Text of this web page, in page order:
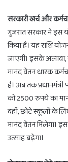
सरकारी खर्च और
गुजरात सरकार ने इस
किया है। यह राशि
जाएगी। इसके
मानद वेतन धारक
है। अब तक
को 2500 रुपये का
वहीं, छोटे स्कूलों के
मानद वेतन मिलेगा।
उत्साह बढ़ेगा।